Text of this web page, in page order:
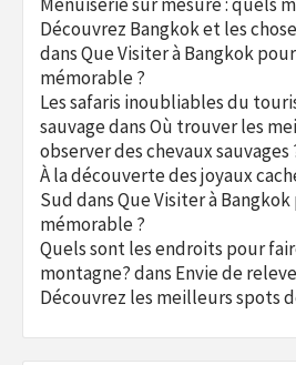
Découvrez Bangkok et les
dansQue Visiter à Bangkok
mémorable ?
Les safaris inoubliables du
sauvagedansOù trouver les
observer des chevaux sauvages
À la découverte des joyaux
SuddansQue Visiter à
mémorable ?
Quels sont les endroits pour
montagne?dans Envie de
Découvrez les meilleurs spots